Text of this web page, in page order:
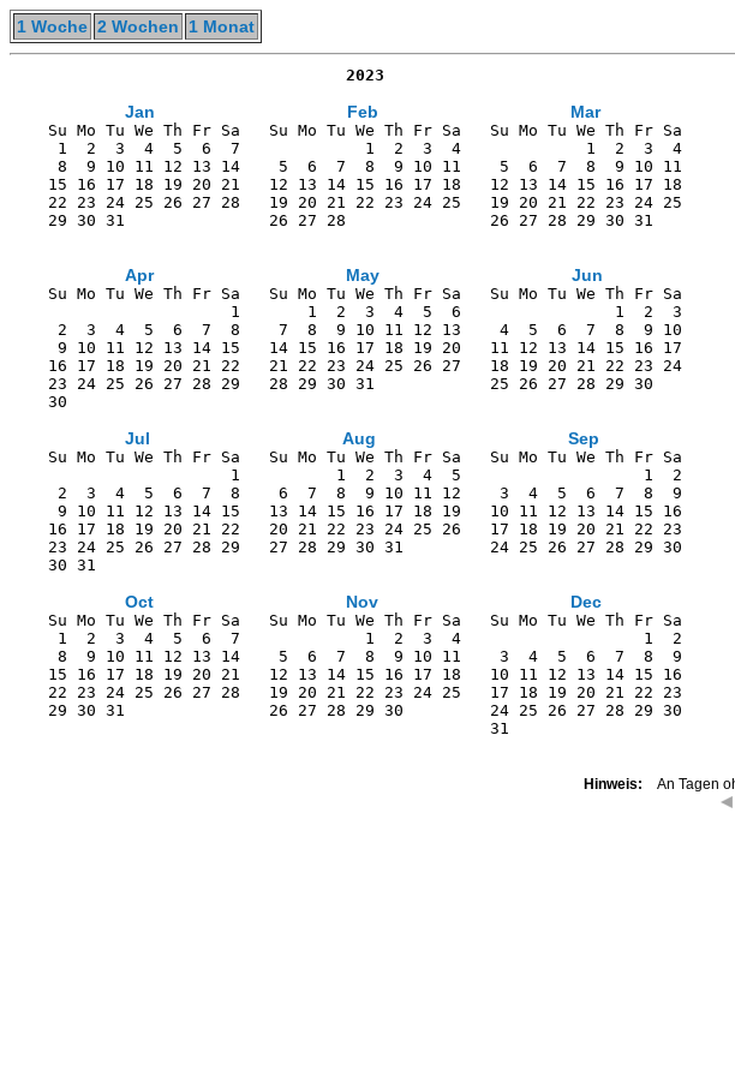
1 Woche 2 Wochen 1 Monat
                                   2023
Jan Feb Mar
    Su Mo Tu We Th Fr Sa   Su Mo Tu We Th Fr Sa   Su Mo Tu We Th Fr Sa
     1  2  3  4  5  6  7             1  2  3  4             1  2  3  4
     8  9 10 11 12 13 14    5  6  7  8  9 10 11    5  6  7  8  9 10 11
    15 16 17 18 19 20 21   12 13 14 15 16 17 18   12 13 14 15 16 17 18
    22 23 24 25 26 27 28   19 20 21 22 23 24 25   19 20 21 22 23 24 25
    29 30 31               26 27 28               26 27 28 29 30 31
Apr May Jun
    Su Mo Tu We Th Fr Sa   Su Mo Tu We Th Fr Sa   Su Mo Tu We Th Fr Sa
                       1       1  2  3  4  5  6                1  2  3
     2  3  4  5  6  7  8    7  8  9 10 11 12 13    4  5  6  7  8  9 10
     9 10 11 12 13 14 15   14 15 16 17 18 19 20   11 12 13 14 15 16 17
    16 17 18 19 20 21 22   21 22 23 24 25 26 27   18 19 20 21 22 23 24
    23 24 25 26 27 28 29   28 29 30 31            25 26 27 28 29 30
    30
Jul Aug Sep
    Su Mo Tu We Th Fr Sa   Su Mo Tu We Th Fr Sa   Su Mo Tu We Th Fr Sa
                       1          1  2  3  4  5                   1  2
     2  3  4  5  6  7  8    6  7  8  9 10 11 12    3  4  5  6  7  8  9
     9 10 11 12 13 14 15   13 14 15 16 17 18 19   10 11 12 13 14 15 16
    16 17 18 19 20 21 22   20 21 22 23 24 25 26   17 18 19 20 21 22 23
    23 24 25 26 27 28 29   27 28 29 30 31         24 25 26 27 28 29 30
    30 31
Oct Nov Dec
    Su Mo Tu We Th Fr Sa   Su Mo Tu We Th Fr Sa   Su Mo Tu We Th Fr Sa
     1  2  3  4  5  6  7             1  2  3  4                   1  2
     8  9 10 11 12 13 14    5  6  7  8  9 10 11    3  4  5  6  7  8  9
    15 16 17 18 19 20 21   12 13 14 15 16 17 18   10 11 12 13 14 15 16
    22 23 24 25 26 27 28   19 20 21 22 23 24 25   17 18 19 20 21 22 23
    29 30 31               26 27 28 29 30         24 25 26 27 28 29 30
                                                  31
Hinweis: An Tagen